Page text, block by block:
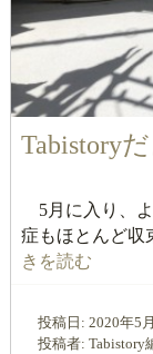
Tabistory
5月に入り、
症もほとんど収
きを読む
投稿日: 2020年5
投稿者: Tabistory